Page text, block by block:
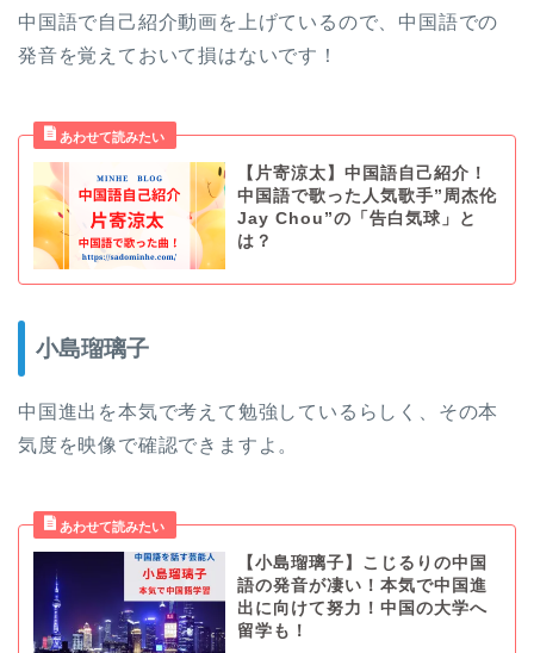
中国語で自己紹介動画を上げているので、中国語での
発音を覚えておいて損はないです！
【片寄涼太】中国語自己紹介！
中国語で歌った人気歌手”周杰伦
Jay Chou”の「告白気球」と
は？
小島瑠璃子
中国進出を本気で考えて勉強しているらしく、その本
気度を映像で確認できますよ。
【小島瑠璃子】こじるりの中国
語の発音が凄い！本気で中国進
出に向けて努力！中国の大学へ
留学も！